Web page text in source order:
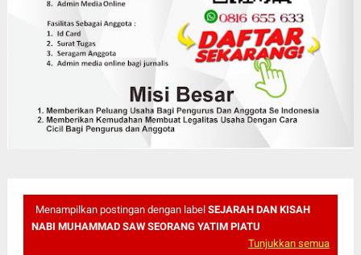
Menampilkan postingan dengan label SEJARAH DAN KISAH
NABI MUHAMMAD SAW SEORANG YATIM PIATU
Tunjukkan semua